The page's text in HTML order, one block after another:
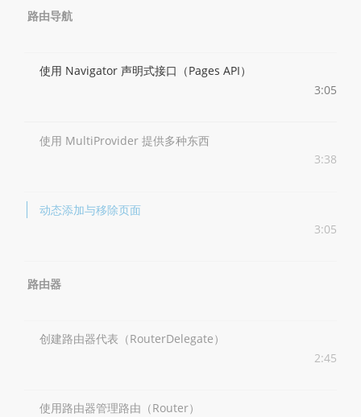
路由导航
使用 Navigator 声明式接口（Pages API）
3:05
使用 MultiProvider 提供多种东西
3:38
动态添加与移除页面
3:05
路由器
创建路由器代表（RouterDelegate）
2:45
使用路由器管理路由（Router）